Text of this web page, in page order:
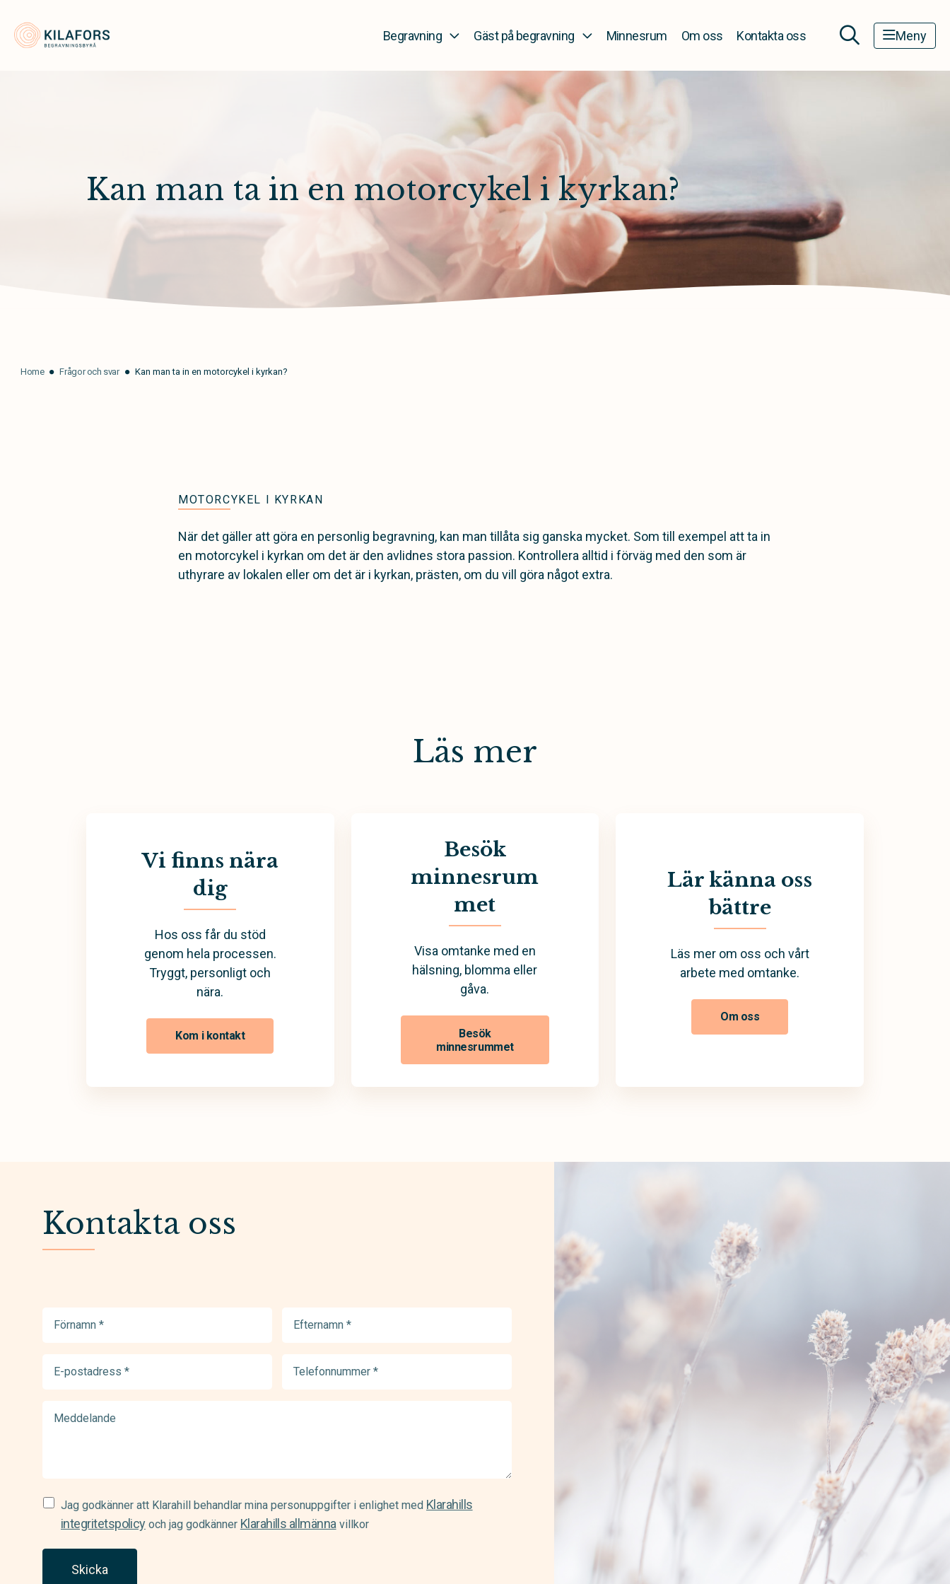
Kilafors Begravningsbyrå Begravning Gäst på begravning Minnesrum Om oss Kontakta oss Meny
Kan man ta in en motorcykel i kyrkan?
Home Frågor och svar Kan man ta in en motorcykel i kyrkan?
MOTORCYKEL I KYRKAN
När det gäller att göra en personlig begravning, kan man tillåta sig ganska mycket. Som till exempel att ta in
en motorcykel i kyrkan om det är den avlidnes stora passion. Kontrollera alltid i förväg med den som är
uthyrare av lokalen eller om det är i kyrkan, prästen, om du vill göra något extra.
Läs mer
Vi finns nära
dig
Hos oss får du stöd
genom hela processen.
Tryggt, personligt och
nära.
Kom i kontakt
Besök
minnesrum
met
Visa omtanke med en
hälsning, blomma eller
gåva.
Besök
minnesrummet
Lär känna oss
bättre
Läs mer om oss och vårt
arbete med omtanke.
Om oss
Kontakta oss
postadress
Samtycke
(Required)
Jag godkänner att Klarahill behandlar mina personuppgifter i enlighet med Klarahills
integritetspolicyoch jag godkänner Klarahills allmännavillkor
Skicka